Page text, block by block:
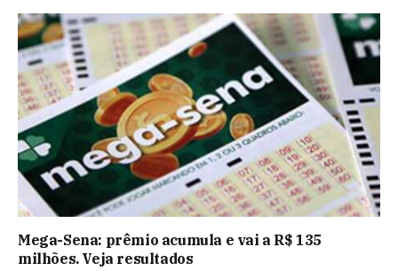
Mega-Sena: prêmio acumula e vai a R$ 135
milhões. Veja resultados